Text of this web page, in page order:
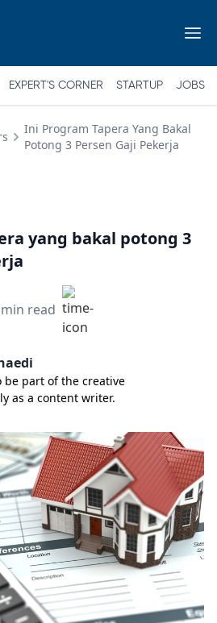
EXPERT'S CORNER STARTUP JOBS
Ini Program Tapera Yang Bakal
Potong 3 Persen Gaji Pekerja
yang bakal potong 3
read
min read
be part of the creative
as a content writer.